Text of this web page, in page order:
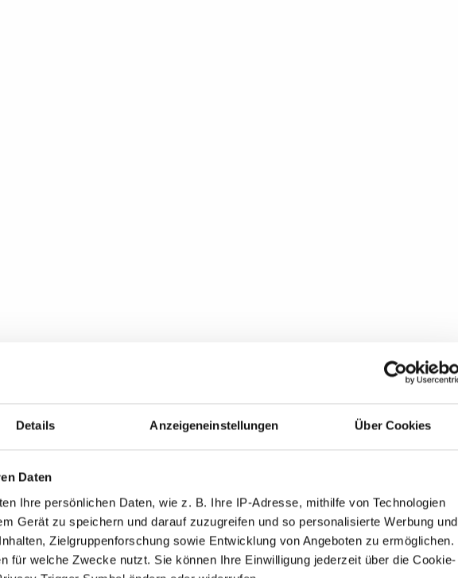
Details Anzeigeneinstellungen Über Cookies
Daten
Ihre persönlichen Daten, wie z. B. Ihre IP-Adresse, mithilfe von Technologien
Gerät zu speichern und darauf zuzugreifen und so personalisierte Werbung und
Zielgruppenforschung sowie Entwicklung von Angeboten zu ermöglichen.
für welche Zwecke nutzt. Sie können Ihre Einwilligung jederzeit über die Cookie-